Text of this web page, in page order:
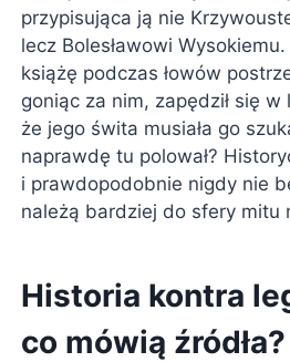
przypisująca ją nie
lecz Bolesławowi
książę podczas łowów
goniąc za nim, zapędził się
że jego świta musiała go
naprawdę tu polował?
i prawdopodobnie nigdy nie
należą bardziej do sfery mitu
Historia kontra
co mówią źródła?